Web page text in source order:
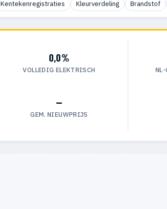
Kentekenregistraties Kleurverdeling Brandstof
0,0%
VOLLEDIG ELEKTRISCH NL-
—
GEM. NIEUWPRIJS